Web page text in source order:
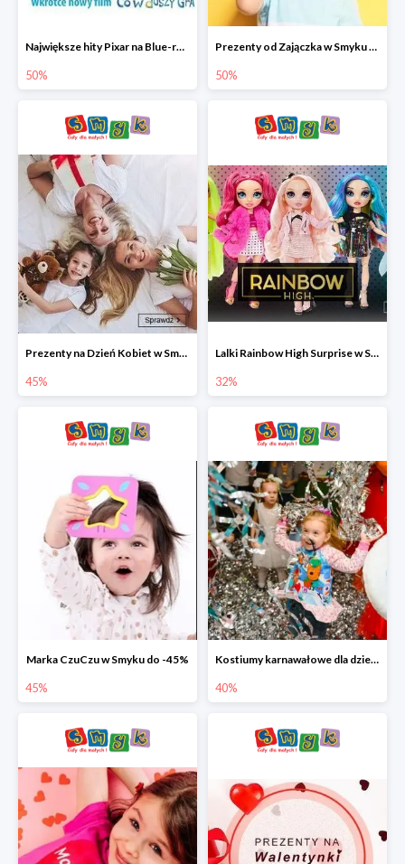
Największe hity Pixar na Blue-rey i DVD w Smyku - drugi film -50%
50%
Prezenty od Zajączka w Smyku do -50%
50%
Prezenty na Dzień Kobiet w Smyku do -45%
45%
Lalki Rainbow High Surprise w Smyku do -35%
32%
Marka CzuCzu w Smyku do -45%
45%
Kostiumy karnawałowe dla dzieci w Smyku do -40%
40%